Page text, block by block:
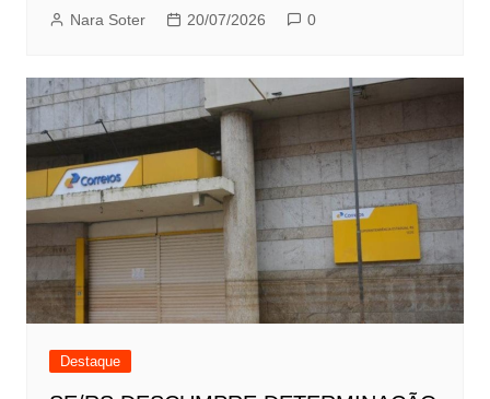
Nara Soter 20/07/2026 0
Destaque